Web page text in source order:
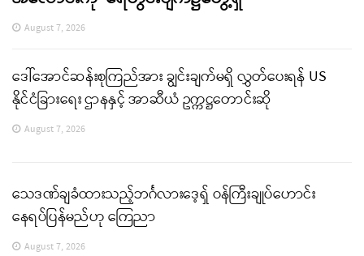
August 7, 2026
ဒေါ်အောင်ဆန်းစုကြည်အား ချွင်းချက်မရှိ လွှတ်ပေးရန် US
နိုင်ငံခြားရေး ဌာနနှင့် အာဆီယံ ဥက္ကဋ္ဌတောင်းဆို
August 7, 2026
သေဒဏ်ချခံထားသည့်ဘင်္ဂလားဒေ့ရှ် ဝန်ကြီးချုပ်ဟောင်း
နေရပ်ပြန်မည်ဟု ကြေညာ
August 7, 2026